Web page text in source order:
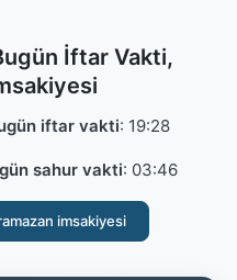
İftar Vakti,
iftar vakti: 19:28
sahur vakti: 03:46
imsakiyesi